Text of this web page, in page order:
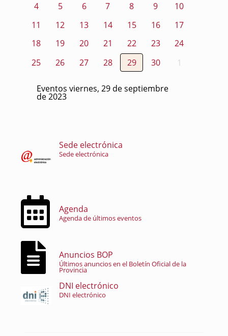
4
5 6 7 8 9
10
11
12 13 14 15 16
17
18
19 20 21 22 23
24
25
26 27 28 29 30 1
Eventos viernes, 29 de septiembre
de 2023
Sede electrónica
Sede electrónica
Agenda
Agenda de últimos eventos
Anuncios BOP
Últimos anuncios en el Boletín Oficial de la
Provincia
DNI electrónico
DNI electrónico